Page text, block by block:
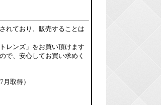
れており、販売することは
レンズ」をお買い頂けます
で、安心してお買い求めく
取得）